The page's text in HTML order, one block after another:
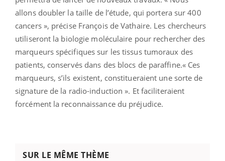
allons doubler la taille de l’étude, qui portera sur 400
cancers », précise François de Vathaire. Les chercheurs
utiliseront la biologie moléculaire pour rechercher des
marqueurs spécifiques sur les tissus tumoraux des
patients, conservés dans des blocs de paraffine.« Ces
marqueurs, s’ils existent, constitueraient une sorte de
signature de la radio-induction ». Et faciliteraient
forcément la reconnaissance du préjudice.
SUR LE MÊME THÈME